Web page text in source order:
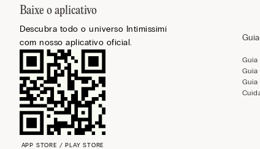
Baixe o aplicativo
Descubra todo o universo Intimissimi
com nosso aplicativo oficial.
APP STORE / PLAY STORE
Guia
Guia